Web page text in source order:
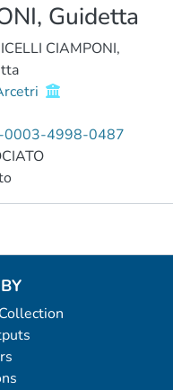
Guidetta
CIAMPONI,
4998-0487